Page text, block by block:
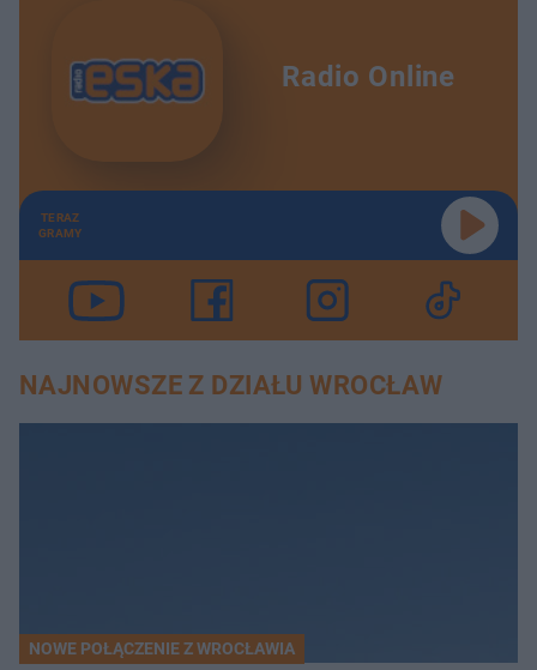
Radio Online
TERAZ
GRAMY
NAJNOWSZE Z DZIAŁU WROCŁAW
NOWE POŁĄCZENIE Z WROCŁAWIA